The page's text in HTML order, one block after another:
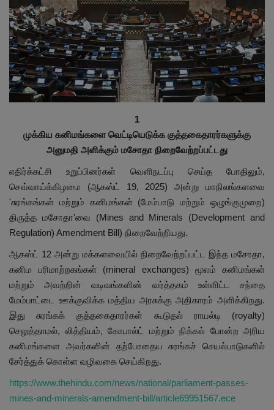
இதர
சந்தா
Language
1
முக்கிய கனிமங்களை வெட்டியெடுக்க குத்தகைதாரர்களுக்கு
அனுமதி அளிக்கும் மசோதா நிறைவேற்றப்பட்டது
எதிர்க்கட்சி உறுப்பினர்கள் வெளிநடப்பு செய்த போதிலும்,
செவ்வாய்க்கிழமை (ஆகஸ்ட் 19, 2025) அன்று மாநிலங்களவை
'சுரங்கங்கள் மற்றும் கனிமங்கள் (மேம்பாடு மற்றும் ஒழுங்குமுறை)
திருத்த மசோதா'வை (Mines and Minerals (Development and
Regulation) Amendment Bill) நிறைவேற்றியது.
ஆகஸ்ட் 12 அன்று மக்களவையில் நிறைவேற்றப்பட்ட இந்த மசோதா,
கனிம பரிமாற்றகங்கள் (mineral exchanges) மூலம் கனிமங்கள்
மற்றும் அவற்றின் வடிவங்களின் வர்த்தகம் உள்ளிட்ட சந்தை
மேம்பாட்டை ஊக்குவிக்க மத்திய அரசுக்கு அதிகாரம் அளிக்கிறது.
இது சுரங்கக் குத்தகைதாரர்கள் கூடுதல் ராயல்டி (royalty)
செலுத்தாமல், லித்தியம், கோபால்ட் மற்றும் நிக்கல் போன்ற அரிய
கனிமங்களை அவர்களின் தற்போதைய சுரங்கச் செயல்பாடுகளில்
சேர்த்துக் கொள்ள வழிவகை செய்கிறது.
https://www.thehindu.com/news/national/parliament-passes-
mines-and-minerals-amendment-bill/article69951567.ece